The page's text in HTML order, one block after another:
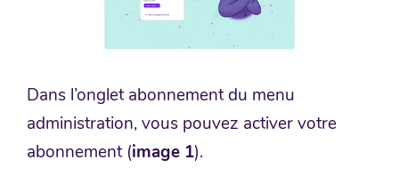
Dans l’onglet abonnement du menu
administration, vous pouvez activer votre
abonnement (image 1).